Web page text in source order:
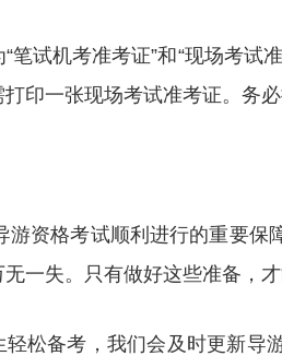
笔试机考准考证”和“现场考试
印一张现场考试准考证。务
游资格考试顺利进行的重要
一失。只有做好这些准备，
轻松备考，我们会及时更新导